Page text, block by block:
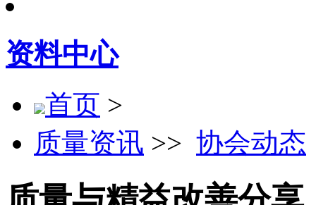
资料中心
首页 >
质量资讯 >> 协会动态